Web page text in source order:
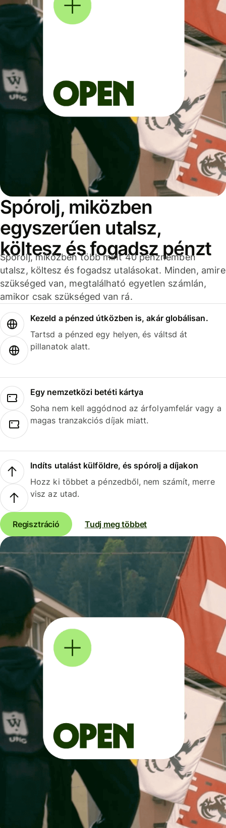
Spórolj, miközben
egyszerűen utalsz,
költesz és fogadsz pénzt
Spórolj, miközben több mint 40 pénznemben
utalsz, költesz és fogadsz utalásokat. Minden, amire
szükséged van, megtalálható egyetlen számlán,
amikor csak szükséged van rá.
Kezeld a pénzed útközben is, akár globálisan.
Tartsd a pénzed egy helyen, és váltsd át
pillanatok alatt.
Egy nemzetközi betéti kártya
Soha nem kell aggódnod az árfolyamfelár vagy a
magas tranzakciós díjak miatt.
Indíts utalást külföldre, és spórolj a díjakon
Hozz ki többet a pénzedből, nem számít, merre
visz az utad.
Regisztráció Tudj meg többet